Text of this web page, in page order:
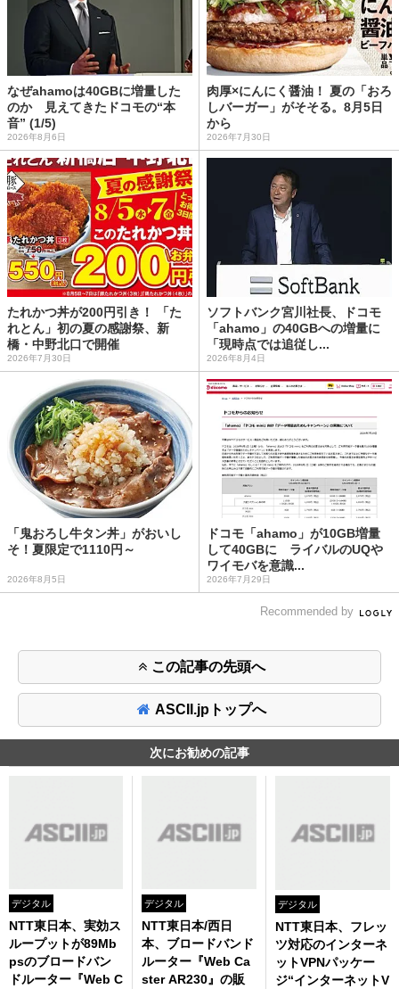
なぜahamoは40GBに増量した
のか 見えてきたドコモの“本
音” (1/5)
2026年8月6日
肉厚×にんにく醤油！ 夏の「おろ
しバーガー」がそそる。8月5日
から
2026年7月30日
たれかつ丼が200円引き！ 「た
れとん」初の夏の感謝祭、新
橋・中野北口で開催
2026年7月30日
ソフトバンク宮川社長、ドコモ
「ahamo」の40GBへの増量に
「現時点では追従し...
2026年8月4日
「鬼おろし牛タン丼」がおいし
そ！夏限定で1110円～
2026年8月5日
ドコモ「ahamo」が10GB増量
して40GBに ライバルのUQや
ワイモバを意識...
2026年7月29日
Recommended by
この記事の先頭へ
ASCII.jpトップへ
次にお勧めの記事
デジタル
NTT東日本、実効ス
ループットが89Mb
psのブロードバン
ドルーター『Web C
デジタル
NTT東日本/西日
本、ブロードバンド
ルーター『Web Ca
ster AR230』の販
デジタル
NTT東日本、フレッ
ツ対応のインターネ
ットVPNパッケー
ジ“インターネットV